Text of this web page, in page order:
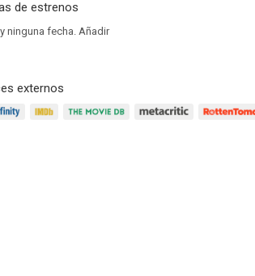
de estrenos
ninguna fecha.Añadir
externos